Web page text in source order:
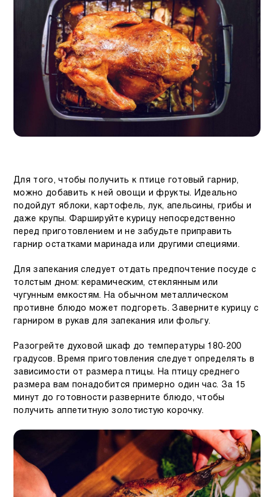
Для того, чтобы получить к птице готовый гарнир,
можно добавить к ней овощи и фрукты. Идеально
подойдут яблоки, картофель, лук, апельсины, грибы и
даже крупы. Фаршируйте курицу непосредственно
перед приготовлением и не забудьте приправить
гарнир остатками маринада или другими специями.
Для запекания следует отдать предпочтение посуде с
толстым дном: керамическим, стеклянным или
чугунным емкостям. На обычном металлическом
противне блюдо может подгореть. Заверните курицу с
гарниром в рукав для запекания или фольгу.
Разогрейте духовой шкаф до температуры 180-200
градусов. Время приготовления следует определять в
зависимости от размера птицы. На птицу среднего
размера вам понадобится примерно один час. За 15
минут до готовности разверните блюдо, чтобы
получить аппетитную золотистую корочку.